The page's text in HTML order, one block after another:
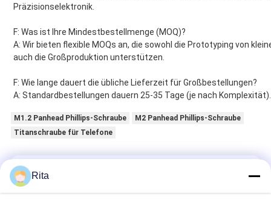
Präzisionselektronik.
F: Was ist Ihre Mindestbestellmenge (MOQ)?
A: Wir bieten flexible MOQs an, die sowohl die Prototyping von
auch die Großproduktion unterstützen.
F: Wie lange dauert die übliche Lieferzeit für Großbestellungen?
A: Standardbestellungen dauern 25-35 Tage (je nach Komplexität).
M1.2 Panhead Phillips-Schraube
M2 Panhead Phillips-Schraube
Titanschraube für Telefone
Rita